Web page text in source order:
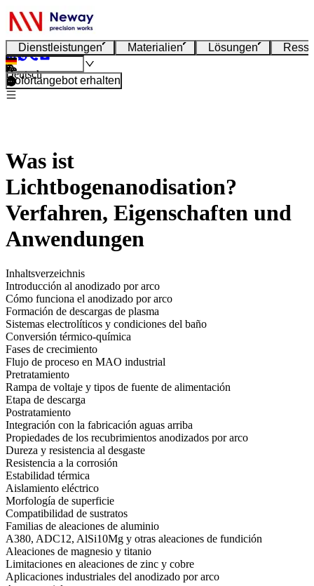
Dienstleistungen Materialien Lösungen
Deutsch
Sofortangebot erhalten
Was ist
Lichtbogenanodisation?
Verfahren, Eigenschaften und
Anwendungen
Inhaltsverzeichnis
Introducción al anodizado por arco
Cómo funciona el anodizado por arco
Formación de descargas de plasma
Sistemas electrolíticos y condiciones del baño
Conversión térmico-química
Fases de crecimiento
Flujo de proceso en MAO industrial
Pretratamiento
Rampa de voltaje y tipos de fuente de alimentación
Etapa de descarga
Postratamiento
Integración con la fabricación aguas arriba
Propiedades de los recubrimientos anodizados por arco
Dureza y resistencia al desgaste
Resistencia a la corrosión
Estabilidad térmica
Aislamiento eléctrico
Morfología de superficie
Compatibilidad de sustratos
Familias de aleaciones de aluminio
A380, ADC12, AlSi10Mg y otras aleaciones de fundición
Aleaciones de magnesio y titanio
Limitaciones en aleaciones de zinc y cobre
Aplicaciones industriales del anodizado por arco